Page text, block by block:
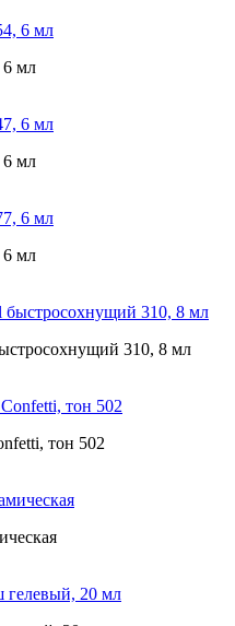
6 мл
6 мл
6 мл
310, 8 мл
тон 502